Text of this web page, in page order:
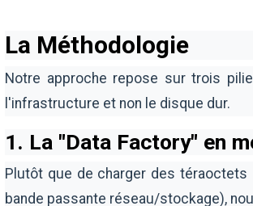
La Méthodologie
Notre approche repose sur trois
l'infrastructure et non le disque dur.
1. La "Data Factory" en
Plutôt que de charger des
bande passante réseau/stockage),